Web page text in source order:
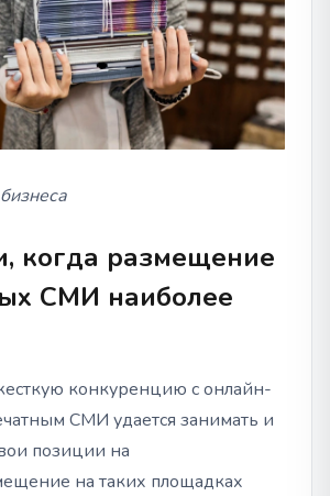
когда размещение
СМИ наиболее
конкуренцию с онлайн-
СМИ удается занимать и
позиции на
на таких площадках